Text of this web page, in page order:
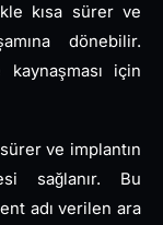
kısa sürer ve
dönebilir.
kaynaşması için
ve implantın
sağlanır. Bu
adı verilen ara